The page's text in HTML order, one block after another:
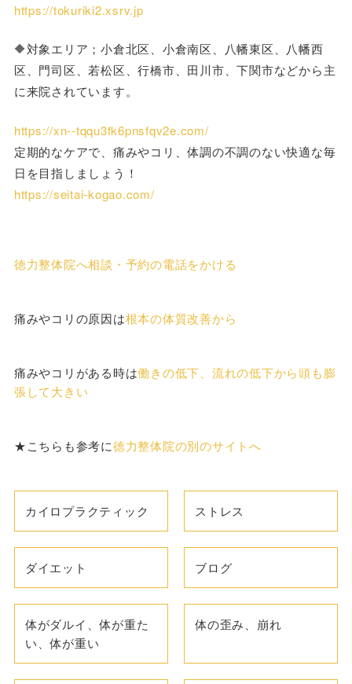
https://tokuriki2.xsrv.jp
🔶対象エリア；小倉北区、小倉南区、八幡東区、八幡西
区、門司区、若松区、行橋市、田川市、下関市などから主
に来院されています。
https://xn--tqqu3fk6pnsfqv2e.com/
定期的なケアで、痛みやコリ、体調の不調のない快適な毎
日を目指しましょう！
https://seitai-kogao.com/
徳力整体院へ相談・予約の電話をかける
痛みやコリの原因は根本の体質改善から
痛みやコリがある時は働きの低下、流れの低下から頭も膨
張して大きい
★こちらも参考に徳力整体院の別のサイトへ
カイロプラクティック ストレス
ダイエット ブログ
体がダルイ、体が重た
い、体が重い
体の歪み、崩れ